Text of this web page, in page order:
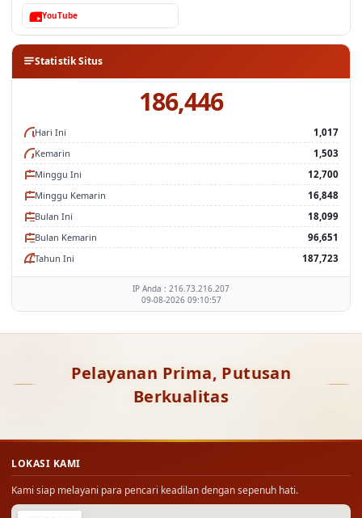
YouTube
Statistik Situs
186,446
Hari Ini
1,017
Kemarin
1,503
Minggu Ini
12,700
Minggu Kemarin
16,848
Bulan Ini
18,099
Bulan Kemarin
96,651
Tahun Ini
187,723
IP Anda : 216.73.216.207
09-08-2026 09:10:57
Pelayanan Prima, Putusan
Berkualitas
LOKASI KAMI
Kami siap melayani para pencari keadilan dengan sepenuh hati.